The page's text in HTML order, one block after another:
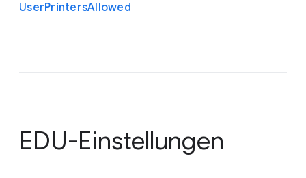
UserPrintersAllowed
EDU-Einstellungen